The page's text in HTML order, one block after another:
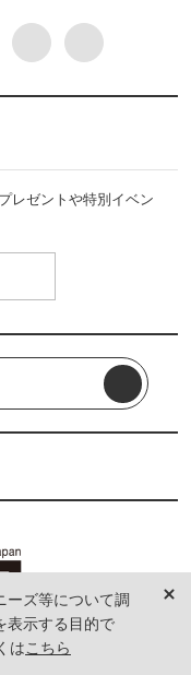
レゼントや特別イベン
ーズ等について調
表示する目的で
はこちら